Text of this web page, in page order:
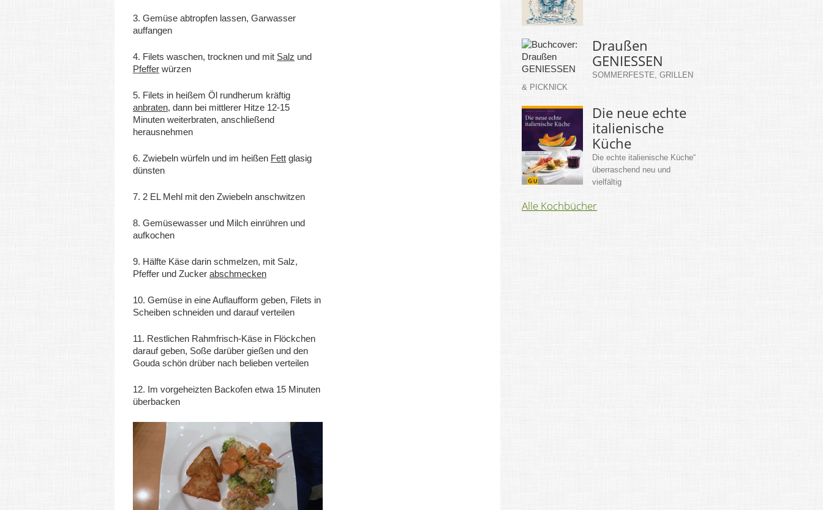
3. Gemüse abtropfen lassen, Garwasser
auffangen
4. Filets waschen, trocknen und mit Salz und
Pfeffer würzen
5. Filets in heißem Öl rundherum kräftig
anbraten, dann bei mittlerer Hitze 12-15
Minuten weiterbraten, anschließend
herausnehmen
6. Zwiebeln würfeln und im heißen Fett glasig
dünsten
7. 2 EL Mehl mit den Zwiebeln anschwitzen
8. Gemüsewasser und Milch einrühren und
aufkochen
9. Hälfte Käse darin schmelzen, mit Salz,
Pfeffer und Zucker abschmecken
10. Gemüse in eine Auflaufform geben, Filets in
Scheiben schneiden und darauf verteilen
11. Restlichen Rahmfrisch-Käse in Flöckchen
darauf geben, Soße darüber gießen und den
Gouda schön drüber nach belieben verteilen
12. Im vorgeheizten Backofen etwa 15 Minuten
überbacken
Draußen
GENIESSEN
SOMMERFESTE, GRILLEN
& PICKNICK
Die neue echte
italienische
Küche
Die echte italienische Küche“
überraschend neu und
vielfältig
Alle Kochbücher